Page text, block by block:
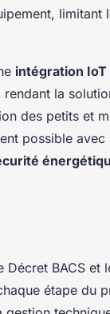
limitant
intégration
la
des petits et
possible avec
BACS et
étape du